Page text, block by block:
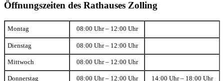
Öffnungszeiten des Rathauses Zolling
Montag 08:00 Uhr – 12:00 Uhr
Dienstag 08:00 Uhr – 12:00 Uhr
Mittwoch 08:00 Uhr – 12:00 Uhr
Donnerstag 08:00 Uhr – 12:00 Uhr 14:00 Uhr – 18:00 Uhr